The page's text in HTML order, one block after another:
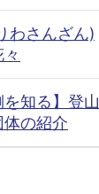
わさんざん)
を知る】登山
の紹介